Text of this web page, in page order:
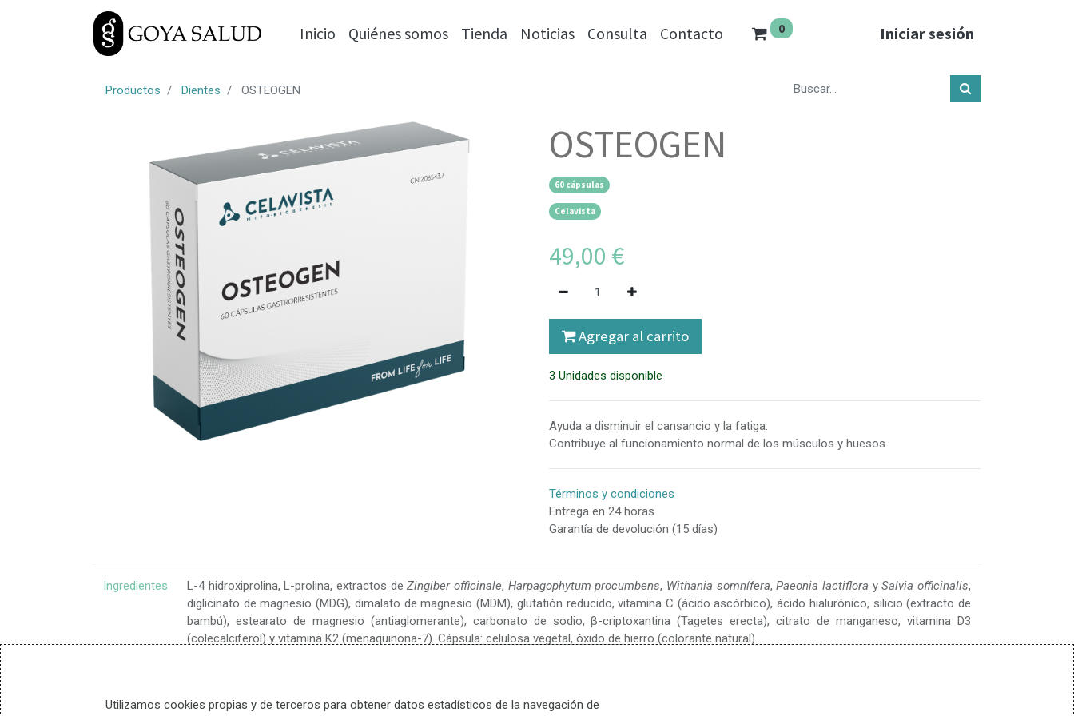
Utilizamos cookies propias y de terceros para obtener datos estadísticos de la navegación de
Inicio Quiénes somos Tienda Noticias Consulta Contacto 0 Iniciar sesión
Productos Dientes OSTEOGEN
OSTEOGEN
60 cápsulas
Celavista
49,00 €
Agregar al carrito
3 Unidades disponible
Ayuda a disminuir el cansancio y la fatiga.
Contribuye al funcionamiento normal de los músculos y huesos.
Términos y condiciones
Entrega en 24 horas
Garantía de devolución (15 días)
Ingredientes L-4 hidroxiprolina, L-prolina, extractos deZingiber officinale, Harpagophytum procumbens, Withania somnífera,Paeonia lactiflora ySalvia officinalis,
diglicinato de magnesio (MDG), dimalato de magnesio (MDM), glutatión reducido, vitamina C (ácido ascórbico), ácido hialurónico, silicio (extracto de
bambú), estearato de magnesio (antiaglomerante), carbonato de sodio, β-criptoxantina (Tagetes erecta), citrato de manganeso, vitamina D3
(colecalciferol) y vitamina K2 (menaquinona-7). Cápsula: celulosa vegetal, óxido de hierro (colorante natural).
¡Ven a conocernos!
C/ Goya, 5
48902 Barakaldo
Lunes a Viernes 9.30 a 13.30 y de 16.30 a 19.30. Sábados
cerrado
+34-602254994 +34-944373740 info@goyasalud.com